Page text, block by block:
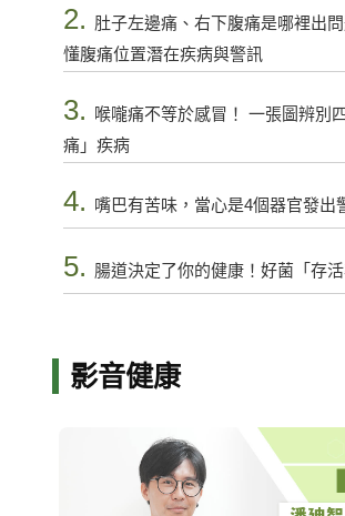
2. 肚子左邊痛、右下腹痛是哪裡出
懂腹痛位置潛在疾病與警訊
3.
喉嚨痛不等於感冒！ 一張圖辨別
痛」疾病
4. 嘴巴有苦味，當心是4個器官發出
5. 腸道決定了你的健康！好菌「存
影音健康